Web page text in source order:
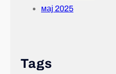
мај 2025
Tags